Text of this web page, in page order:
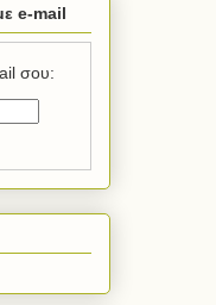
e-mail
σου: